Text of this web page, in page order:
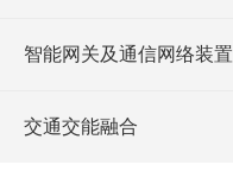
智能网关及通信网络装置
交通交能融合